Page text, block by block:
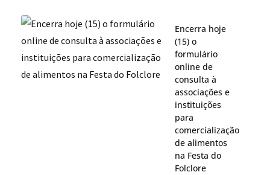
Encerra hoje
(15) o
formulário
online de
consulta à
associações e
instituições
para
comercialização
de alimentos
na Festa do
Folclore